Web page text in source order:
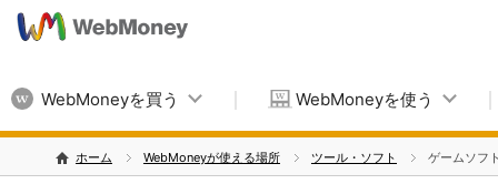
WebMoneyを買う WebMoneyを使う
ホーム WebMoneyが使える場所 ツール・ソフト ゲームソフ